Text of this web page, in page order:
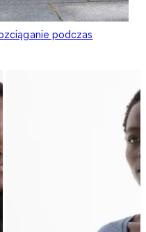
podczas